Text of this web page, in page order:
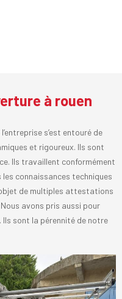
à rouen
s’est entouré de
et rigoureux. Ils sont
Ils travaillent conformément
connaissances techniques
de multiples attestations
avons pris aussi pour
sont la pérennité de notre